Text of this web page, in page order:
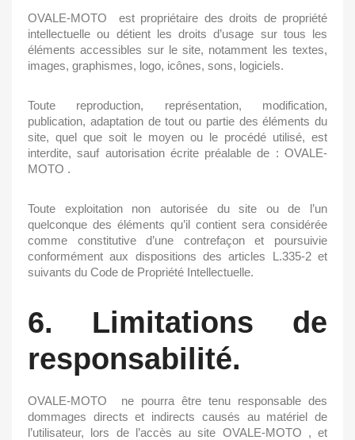
OVALE-MOTO
est propriétaire des droits de propriété
intellectuelle ou détient les droits d’usage sur tous les
éléments accessibles sur le site, notamment les textes,
images, graphismes, logo, icônes, sons, logiciels.
Toute reproduction, représentation, modification,
publication, adaptation de tout ou partie des éléments du
site, quel que soit le moyen ou le procédé utilisé, est
interdite, sauf autorisation écrite préalable de : OVALE-
MOTO .
Toute exploitation non autorisée du site ou de l’un
quelconque des éléments qu’il contient sera considérée
comme constitutive d’une contrefaçon et poursuivie
conformément aux dispositions des articles L.335-2 et
suivants du Code de Propriété Intellectuelle.
6. Limitations de
responsabilité.
OVALE-MOTO
ne pourra être tenu responsable des
dommages directs et indirects causés au matériel de
l’utilisateur, lors de l’accès au site OVALE-MOTO , et